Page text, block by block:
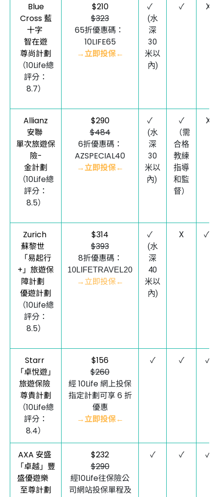
Blue
Cross 藍
十字
智在遊
尊尚計劃
（10Life總
評分：
8.7）
$210
$323
65折優惠碼：
10LIFE65
→立即投保←
✓
(水
深
30
米以
內)
✓ X
Allianz
安聯
單次旅遊保
險-
金計劃
（10Life總
評分：
8.5）
$290
$484
6折優惠碼：
AZSPECIAL40
→立即投保←
✓
(水
深
30
米以
內)
✓
（需
合格
教練
指導
和監
督）
X
Zurich
蘇黎世
「易起行
+」旅遊保
障計劃
優遊計劃
（10Life總
評分：
8.5）
$314
$393
8折優惠碼：
10LIFETRAVEL20
→立即投保←
✓
(水
深
40
米以
內)
X ✓*
Starr
「卓悅遊」
旅遊保險
尊貴計劃
（10Life總
評分：
8.4）
$156
$260
經 10Life 網上投保
指定計劃可享 6 折
優惠
→立即投保←
✓ ✓ ✓
AXA 安盛
「卓越」豐
盛優遊樂
至尊計劃
$232
$290
經10Life往保險公
司網站投保單程及
✓ ✓ ✓